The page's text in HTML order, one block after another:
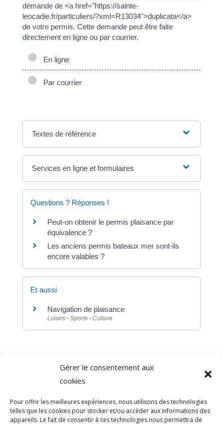
Gérer le consentement aux
cookies
Pour offrir les meilleures expériences, nous utilisons des technologies
telles que les cookies pour stocker et/ou accéder aux informations des
appareils. Le fait de consentir à ces technologies nous permettra de
demande de <a href="https://sainte-
leocadie.fr/particuliers/?xml=R13034">duplicata</a>
de votre permis. Cette demande peut être faite
directement en ligne ou par courrier.
En ligne
Par courrier
Textes de référence
Services en ligne et formulaires
Questions ? Réponses !
Peut-on obtenir le permis plaisance par
équivalence ?
Les anciens permis bateaux mer sont-ils
encore valables ?
Et aussi
Navigation de plaisance
Loisirs - Sports - Culture
Direction de l'information légale et administrative
comarquage developpé par